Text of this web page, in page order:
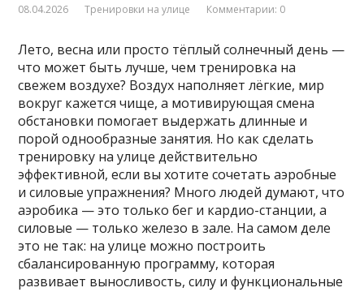
08.04.2026 Тренировки на улице Комментарии: 0
Лето, весна или просто тёплый солнечный день —
что может быть лучше, чем тренировка на
свежем воздухе? Воздух наполняет лёгкие, мир
вокруг кажется чище, а мотивирующая смена
обстановки помогает выдержать длинные и
порой однообразные занятия. Но как сделать
тренировку на улице действительно
эффективной, если вы хотите сочетать аэробные
и силовые упражнения? Много людей думают, что
аэробика — это только бег и кардио-станции, а
силовые — только железо в зале. На самом деле
это не так: на улице можно построить
сбалансированную программу, которая
развивает выносливость, силу и функциональные